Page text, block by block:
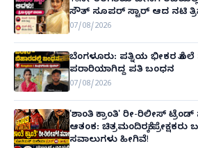
ಸೌತ್ ಸೂಪರ್ ಸ್ಟಾರ್ ಆದ ನಟಿ
07/08/2026
ಬೆಂಗಳೂರು: ಪತ್ನಿಯ ಭೀಕರ ಕೊಲೆ
ಪರಾರಿಯಾಗಿದ್ದ ಪತಿ ಬಂಧನ
07/08/2026
'ಶಾಂತಿ ಕ್ರಾಂತಿ' ರೀ-ರಿಲೀಸ್
ಆತಂಕ: ಚಿತ್ರಮಂದಿರಕ್ಕೆ
ಸವಾಲುಗಳು ಹೀಗಿವೆ!